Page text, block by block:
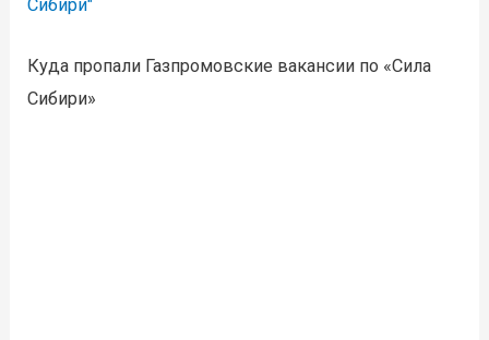
Куда пропали Газпромовские вакансии по «Сила
Сибири»